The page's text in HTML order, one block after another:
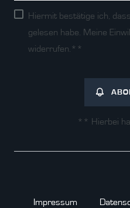
Hiermit bestätige ich,
gelesen habe. Meine
widerrufen.**
** Hierbei
Impressum